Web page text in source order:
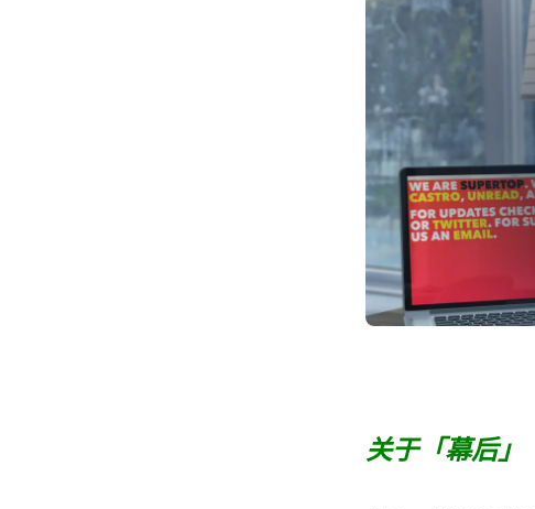
关于「幕后」